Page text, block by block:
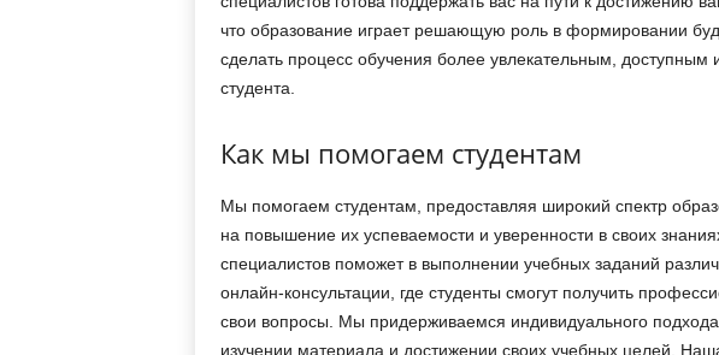
что образование играет решающую роль в формировании
сделать процесс обучения более увлекательным, доступным
студента.
Как мы помогаем студентам
Мы помогаем студентам, предоставляя широкий спектр
на повышение их успеваемости и уверенности в своих
специалистов поможет в выполнении учебных заданий
онлайн-консультации, где студенты смогут получить
свои вопросы. Мы придерживаемся индивидуального
изучении материала и достижении своих учебных целей.